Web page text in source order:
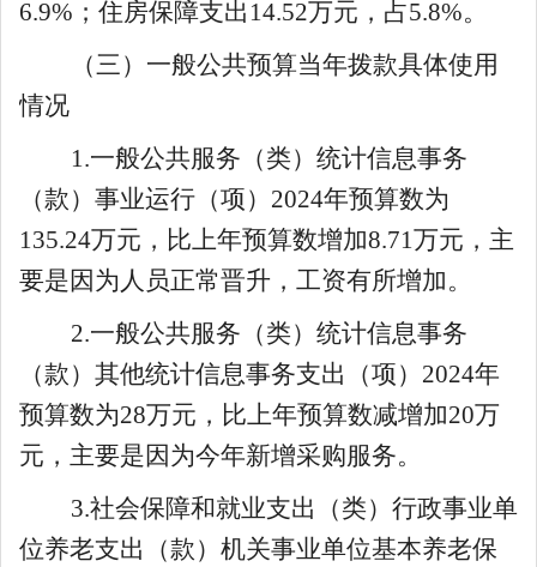
6.9% ； 住房保障支出 14.52万元，占5.8%。
（三）一般公共预算当年拨款具体使用
情况
1.一般公共服务（类） 统计信息事务
（款） 事业运行（项） 2024年预算数为
135.24万元，比上年预算数增加8.71万元 ，主
要是因为人员正常晋升，工资有所增加。
2.一般公共服务（类） 统计信息事务
（款） 其他统计信息事务支出 （项） 2024年
预算数为28万元，比上年预算数减增加20万
元，主要是因为今年新增采购服务。
3.社会保障和就业支出（类）行政事业单
位养老支出（款）机关事业单位基本养老保